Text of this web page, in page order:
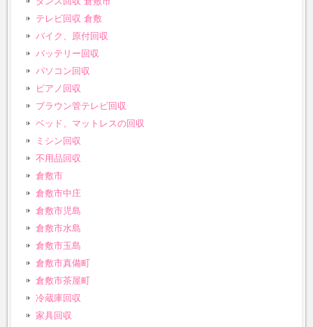
テレビ回収 倉敷
バイク、原付回収
バッテリー回収
パソコン回収
ピアノ回収
ブラウン管テレビ回収
ベッド、マットレスの回収
ミシン回収
不用品回収
倉敷市
倉敷市中庄
倉敷市児島
倉敷市水島
倉敷市玉島
倉敷市真備町
倉敷市茶屋町
冷蔵庫回収
家具回収